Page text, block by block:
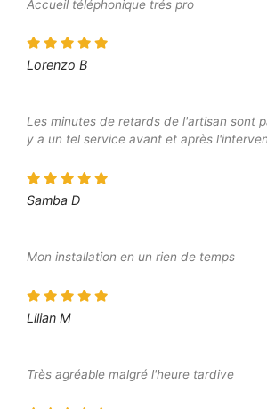
Accueil téléphonique trés pro
Lorenzo B
Les minutes de retards de l'artisan sont
y a un tel service avant et après
Samba D
Mon installation en un rien de temps
Lilian M
Très agréable malgré l'heure tardive